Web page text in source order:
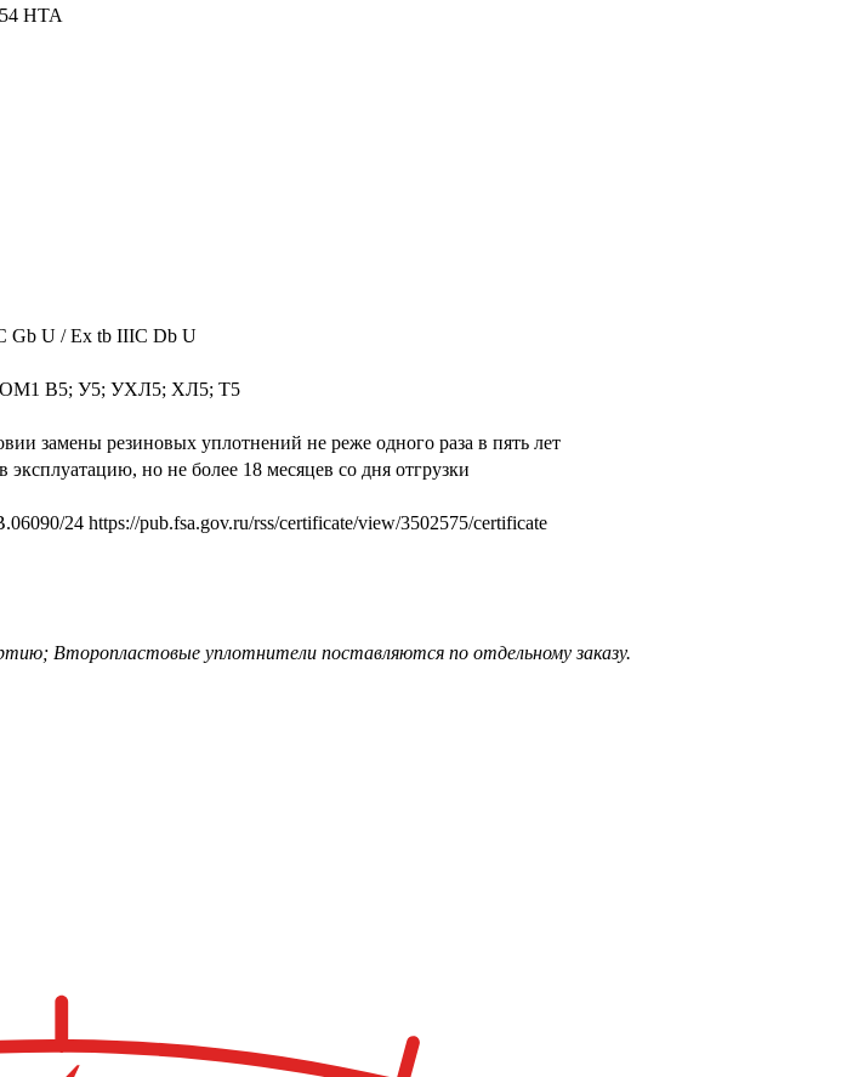
НТА
Gb U / Ex tb IIIC Db U
В5; У5; УХЛ5; ХЛ5; Т5
замены резиновых уплотнений не реже одного раза в пять лет
эксплуатацию, но не более 18 месяцев со дня отгрузки
24 https://pub.fsa.gov.ru/rss/certificate/view/3502575/certificate
Второпластовые уплотнители поставляются по отдельному заказу.